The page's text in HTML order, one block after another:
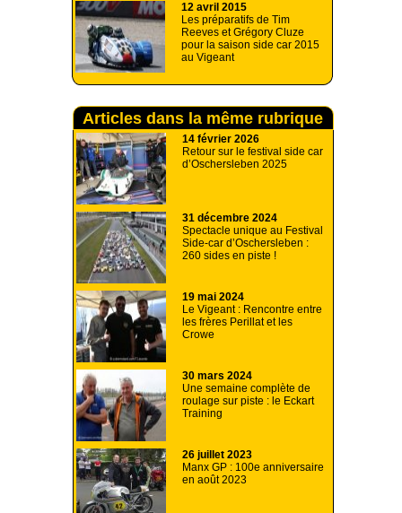
12 avril 2015
Les préparatifs de Tim
Reeves et Grégory Cluze
pour la saison side car 2015
au Vigeant
Articles dans la même rubrique
14 février 2026
Retour sur le festival side car
d’Oschersleben 2025
31 décembre 2024
Spectacle unique au Festival
Side-car d’Oschersleben :
260 sides en piste !
19 mai 2024
Le Vigeant : Rencontre entre
les frères Perillat et les
Crowe
30 mars 2024
Une semaine complète de
roulage sur piste : le Eckart
Training
26 juillet 2023
Manx GP : 100e anniversaire
en août 2023